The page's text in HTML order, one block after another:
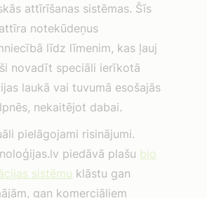
attīrīšanas sistēmas. Šīs
notekūdeņus
līdz līmenim, kas ļauj
novadīt speciāli ierīkotā
laukā vai tuvumā esošajās
nekaitējot dabai.
pielāgojami risinājumi.
piedāvā plašu bio
sistēmu klāstu gan
gan komerciāliem